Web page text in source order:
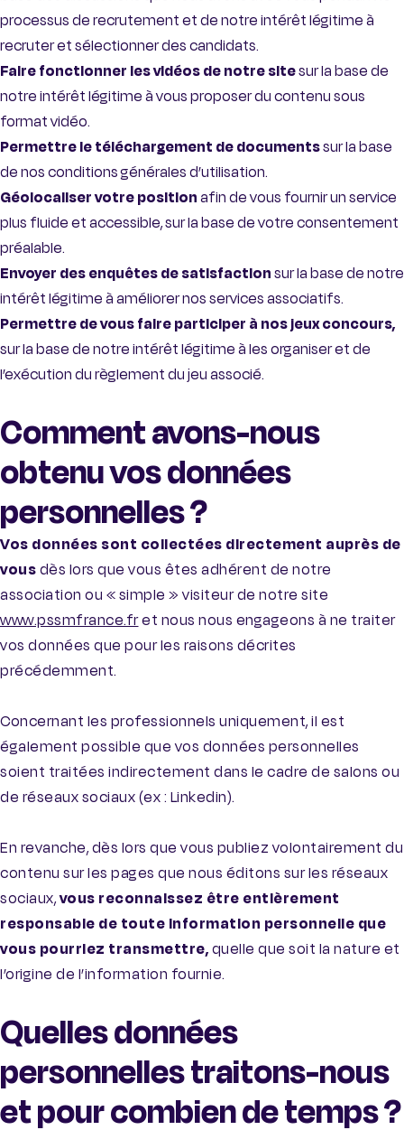
processus de recrutement et de notre intérêt légitime à
recruter et sélectionner des candidats.
Faire fonctionner les vidéos de notre sitesur la base de
notre intérêt légitime à vous proposer du contenu sous
format vidéo.
Permettre le téléchargement de documentssur la base
de nos conditions générales d’utilisation.
Géolocaliser votre positionafin de vous fournir un service
plus fluide et accessible, sur la base de votre consentement
préalable.
Envoyer des enquêtes de satisfactionsur la base de notre
intérêt légitime à améliorer nos services associatifs.
Permettre de vous faire participer à nos jeux concours,
sur la base de notre intérêt légitime à les organiser et de
l’exécution du règlement du jeu associé.
Comment avons-nous
obtenu vos données
personnelles ?
Vos données sont collectées directement auprès de
vousdès lors que vous êtes adhérent de notre
association ou « simple » visiteur de notre site
www.pssmfrance.fret nous nous engageons à ne traiter
vos données que pour les raisons décrites
précédemment.
Concernant les professionnels uniquement, il est
également possible que vos données personnelles
soient traitées indirectement dans le cadre de salons ou
de réseaux sociaux (ex : Linkedin).
En revanche, dès lors que vous publiez volontairement du
contenu sur les pages que nous éditons sur les réseaux
sociaux,vous reconnaissez être entièrement
responsable de toute information personnelle que
vous pourriez transmettre,quelle que soit la nature et
l’origine de l’information fournie.
Quelles données
personnelles traitons-nous
et pour combien de temps ?